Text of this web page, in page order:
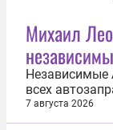
Михаил
Независимые
всех
топлива. Об
7 августа 2026